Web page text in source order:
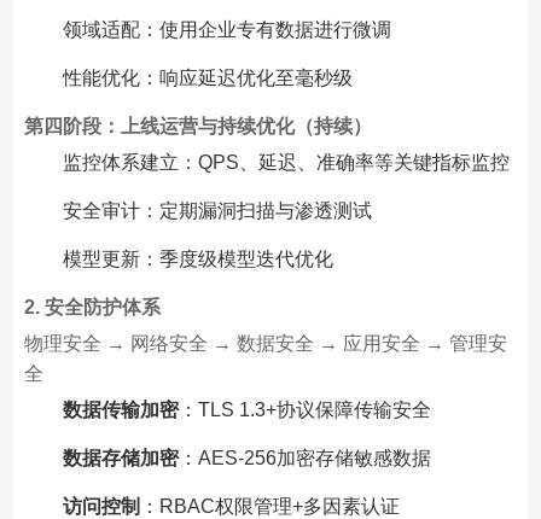
领域适配：使用企业专有数据进行微调
性能优化：响应延迟优化至毫秒级
第四阶段：上线运营与持续优化（持续）
监控体系建立：QPS、延迟、准确率等关键指标监控
安全审计：定期漏洞扫描与渗透测试
模型更新：季度级模型迭代优化
2. 安全防护体系
物理安全 → 网络安全 → 数据安全 → 应用安全 → 管理安
全
数据传输加密：TLS 1.3+协议保障传输安全
数据存储加密：AES-256加密存储敏感数据
访问控制 ：RBAC权限管理+多因素认证